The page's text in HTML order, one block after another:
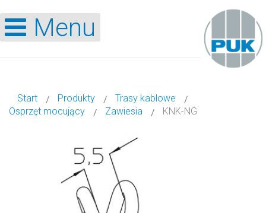
Menu
Start Produkty
Trasy kablowe
Osprzęt mocujący
Zawiesia KNK-NG